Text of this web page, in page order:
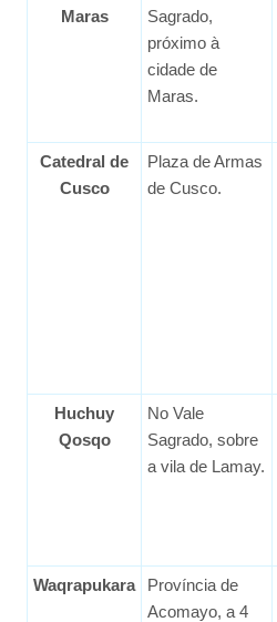
Maras
Sagrado,
próximo à
cidade de
Maras.
Catedral de
Cusco
Plaza de Armas
de Cusco.
Huchuy
Qosqo
No Vale
Sagrado, sobre
a vila de Lamay.
Waqrapukara
Província de
Acomayo, a 4